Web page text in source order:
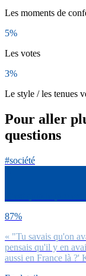
Les moments de
5%
Les votes
3%
Le style / les tenues
Pour aller
questions
#société
87%
« "Tu savais qu'on
pensais qu'il y en
aussi en France là